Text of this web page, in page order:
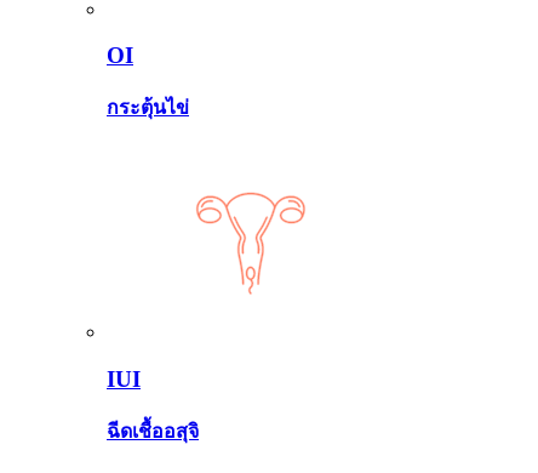
OI
กระตุ้นไข่
IUI
ฉีดเชื้ออสุจิ